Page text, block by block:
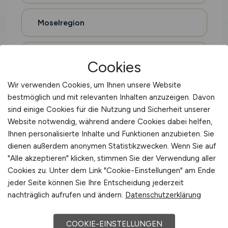
Moselregion
Hohenlohe
Oberschwaben
Sauerland
Altes Land
Holsteinische Schweiz
Cookies
Wir verwenden Cookies, um Ihnen unsere Website
bestmöglich und mit relevanten Inhalten anzuzeigen. Davon
sind einige Cookies für die Nutzung und Sicherheit unserer
Website notwendig, während andere Cookies dabei helfen,
Ihnen personalisierte Inhalte und Funktionen anzubieten. Sie
dienen außerdem anonymen Statistikzwecken. Wenn Sie auf
"Alle akzeptieren" klicken, stimmen Sie der Verwendung aller
Cookies zu. Unter dem Link "Cookie-Einstellungen" am Ende
jeder Seite können Sie Ihre Entscheidung jederzeit
nachträglich aufrufen und ändern. Datenschutzerklärung
COOKIE-EINSTELLUNGEN